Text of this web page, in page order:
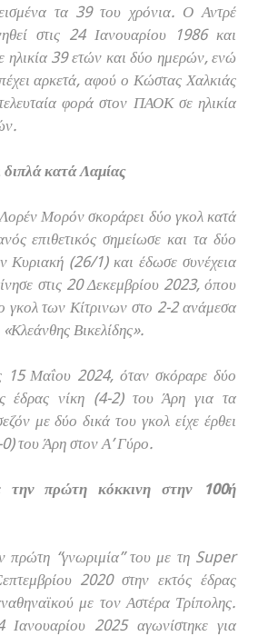
τα 39 του χρόνια. Ο Αντρέ
στις 24 Ιανουαρίου 1986 και
ηλικία 39 ετών και δύο ημερών, ενώ
αρκετά, αφού ο Κώστας Χαλκιάς
φορά στον ΠΑΟΚ σε ηλικία
κατά Λαμίας
Μορόν σκοράρει δύο γκολ κατά
επιθετικός σημείωσε και τα δύο
Κυριακή (26/1) και έδωσε συνέχεια
στις 20 Δεκεμβρίου 2023, όπου
γκολ των Κίτρινων στο 2-2 ανάμεσα
Βικελίδης».
15 Μαΐου 2024, όταν σκόραρε δύο
έδρας νίκη (4-2) του Άρη για τα
με δύο δικά του γκολ είχε έρθει
του Άρη στον Α’ Γύρο.
την πρώτη κόκκινη στην 100ή
πρώτη “γνωριμία” του με τη Super
2020 στην εκτός έδρας
με τον Αστέρα Τρίπολης.
2025 αγωνίστηκε για